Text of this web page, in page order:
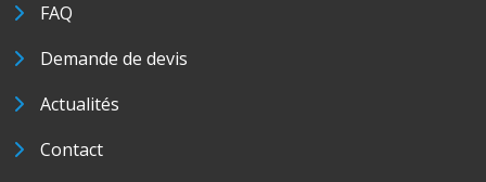
FAQ
Demande de devis
Actualités
Contact